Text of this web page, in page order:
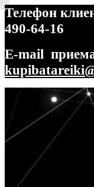
Телефон
490-64-16
E-mail
Перейти
навигации
Перейти
содержимому